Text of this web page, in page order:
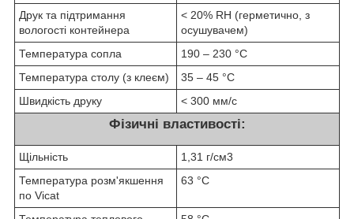
Друк та підтримання
вологості контейнера
< 20% RH (герметично, з
осушувачем)
Температура сопла
190 – 230 °C
Температура столу (з клеєм)
35 – 45 °C
Швидкість друку
< 300 мм/с
Фізичні властивості:
Щільність
1,31 г/см3
Температура розм'якшення
по Vicat
63 °C